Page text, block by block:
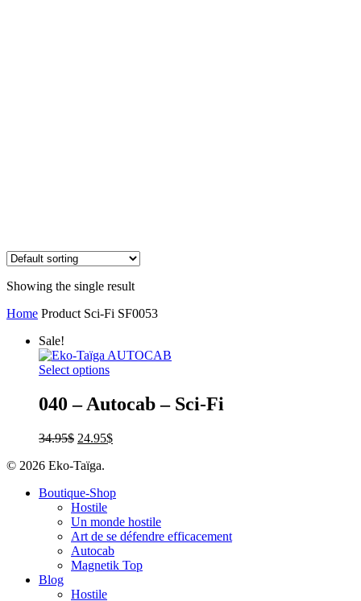
Showing the single result
Home Product Sci-Fi SF0053
Sale!
Select options
040 – Autocab – Sci-Fi
34.95$ 24.95$
© 2026 Eko-Taïga.
Boutique-Shop
Hostile
Un monde hostile
Art de se défendre efficacement
Autocab
Magnetik Top
Blog
Hostile